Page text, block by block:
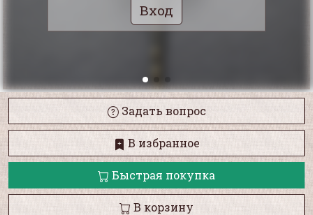
Вход
Задать вопрос
В избранное
Быстрая покупка
В корзину